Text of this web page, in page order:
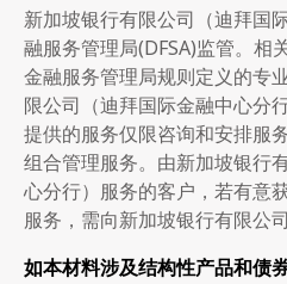
新加坡银行有限公司（迪拜国
融服务管理局(DFSA)监管。相
金融服务管理局规则定义的专
限公司（迪拜国际金融中心分
提供的服务仅限咨询和安排服
组合管理服务。由新加坡银行
心分行）服务的客户，若有意
服务，需向新加坡银行有限公
如本材料涉及结构性产品和债